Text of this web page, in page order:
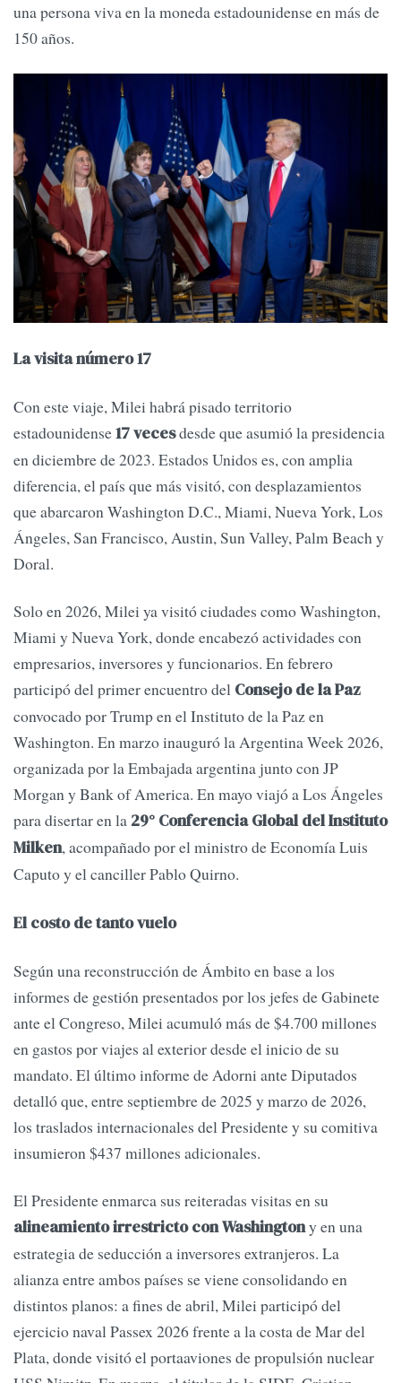
una persona viva en la moneda estadounidense en más de
150 años.
La visita número 17
Con este viaje, Milei habrá pisado territorio
estadounidense17 vecesdesde que asumió la presidencia
en diciembre de 2023. Estados Unidos es, con amplia
diferencia, el país que más visitó, con desplazamientos
que abarcaron Washington D.C., Miami, Nueva York, Los
Ángeles, San Francisco, Austin, Sun Valley, Palm Beach y
Doral.
Solo en 2026, Milei ya visitó ciudades como Washington,
Miami y Nueva York, donde encabezó actividades con
empresarios, inversores y funcionarios. En febrero
participó del primer encuentro del Consejo de la Paz
convocado por Trump en el Instituto de la Paz en
Washington. En marzo inauguró la Argentina Week 2026,
organizada por la Embajada argentina junto con JP
Morgan y Bank of America. En mayo viajó a Los Ángeles
para disertar en la 29° Conferencia Global del Instituto
Milken, acompañado por el ministro de Economía Luis
Caputo y el canciller Pablo Quirno.
El costo de tanto vuelo
Según una reconstrucción de Ámbito en base a los
informes de gestión presentados por los jefes de Gabinete
ante el Congreso, Milei acumuló más de $4.700 millones
en gastos por viajes al exterior desde el inicio de su
mandato. El último informe de Adorni ante Diputados
detalló que, entre septiembre de 2025 y marzo de 2026,
los traslados internacionales del Presidente y su comitiva
insumieron $437 millones adicionales.
El Presidente enmarca sus reiteradas visitas en su
alineamiento irrestricto con Washingtony en una
estrategia de seducción a inversores extranjeros. La
alianza entre ambos países se viene consolidando en
distintos planos: a fines de abril, Milei participó del
ejercicio naval Passex 2026 frente a la costa de Mar del
Plata, donde visitó el portaaviones de propulsión nuclear